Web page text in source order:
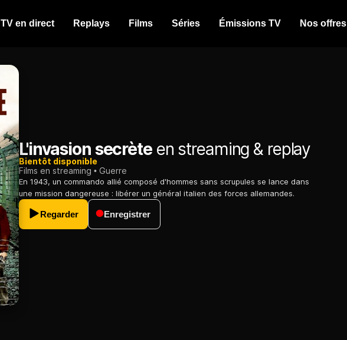
TV en direct Replays Films Séries Émissions TV Nos offres
L'invasion secrèteen streaming & replay
Bientôt disponible
Films en streaming
Guerre
En 1943, un commando allié composé d'hommes sans scrupules se lance dans
une mission dangereuse : libérer un général italien des forces allemandes.
Regarder Enregistrer